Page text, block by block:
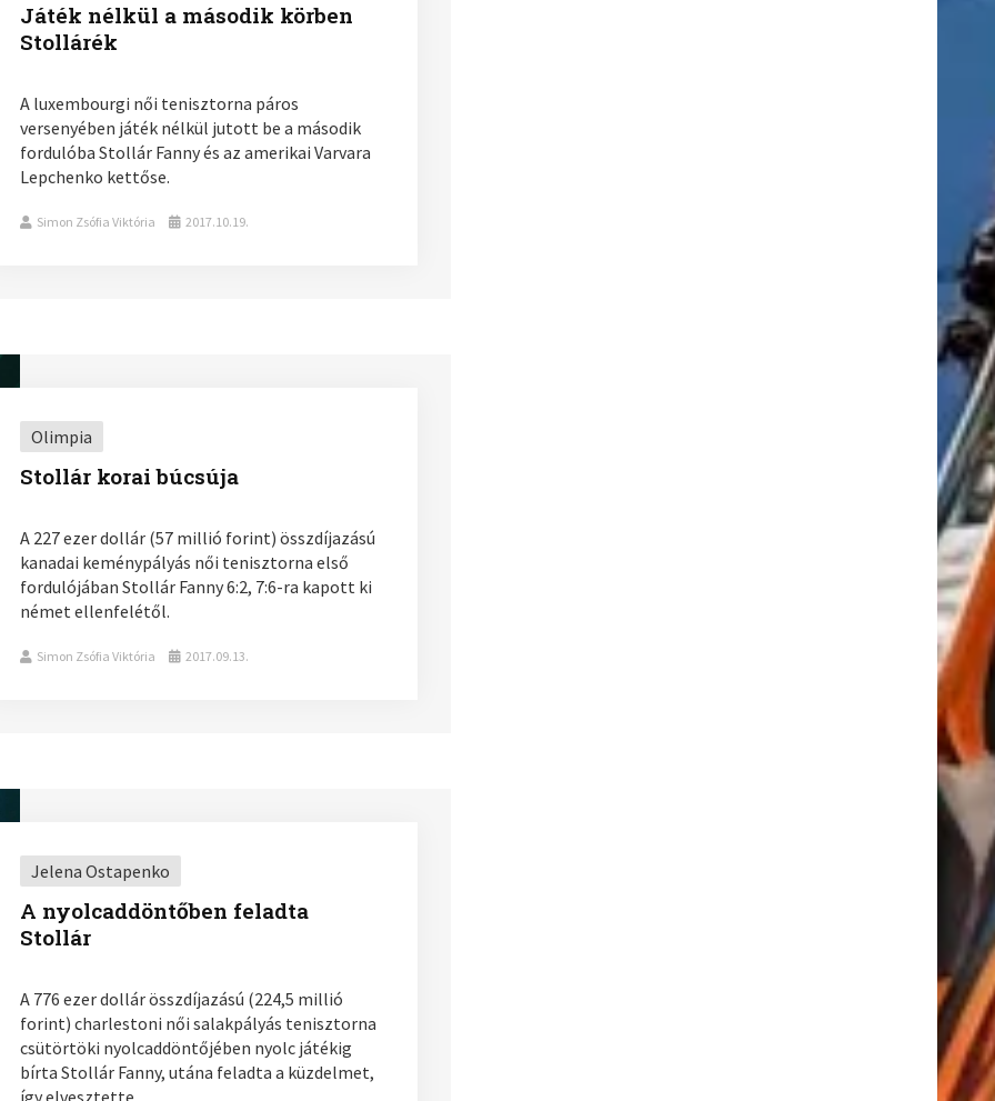
Játék nélkül a második körben
Stollárék
A luxembourgi női tenisztorna páros
versenyében játék nélkül jutott be a második
fordulóba Stollár Fanny és az amerikai Varvara
Lepchenko kettőse.
Simon Zsófia Viktória 2017.10.19.
Olimpia
Stollár korai búcsúja
A 227 ezer dollár (57 millió forint) összdíjazású
kanadai keménypályás női tenisztorna első
fordulójában Stollár Fanny 6:2, 7:6-ra kapott ki
német ellenfelétől.
Simon Zsófia Viktória 2017.09.13.
Jelena Ostapenko
A nyolcaddöntőben feladta
Stollár
A 776 ezer dollár összdíjazású (224,5 millió
forint) charlestoni női salakpályás tenisztorna
csütörtöki nyolcaddöntőjében nyolc játékig
bírta Stollár Fanny, utána feladta a küzdelmet,